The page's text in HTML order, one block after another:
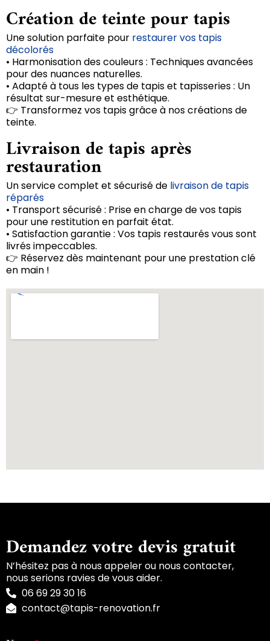
Création de teinte pour tapis
Une solution parfaite pour restaurer vos tapis
décolorés
• Harmonisation des couleurs : Techniques avancées
pour des nuances naturelles.
• Adapté à tous les types de tapis et tapisseries : Un
résultat sur-mesure et esthétique.
👉 Transformez vos tapis grâce à nos créations de
teinte.
Livraison de tapis après
restauration
Un service complet et sécurisé de livraison de tapis
réparés
• Transport sécurisé : Prise en charge de vos tapis
pour une restitution en parfait état.
• Satisfaction garantie : Vos tapis restaurés vous sont
livrés impeccables.
👉 Réservez dès maintenant pour une prestation clé
en main !
Demandez votre devis gratuit
N’hésitez pas à nous appeler ou nous contacter,
nous serions ravies de vous aider.
06 69 29 30 16
contact@tapis-renovation.fr